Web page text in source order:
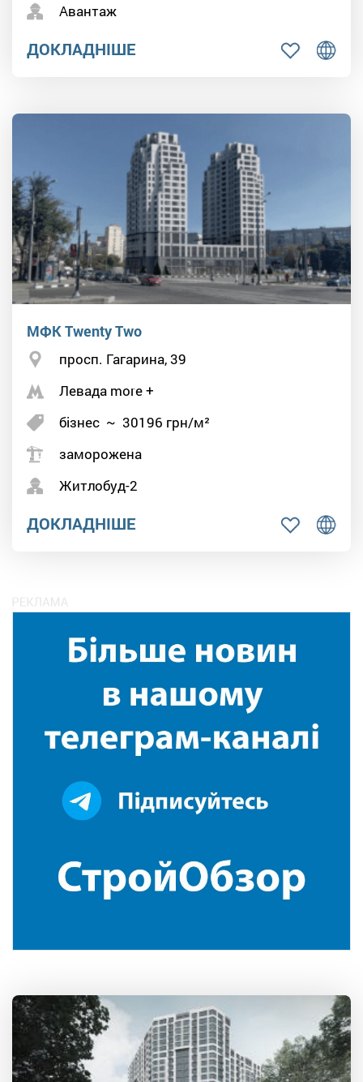
Авантаж
ДОКЛАДНІШЕ
МФК Twenty Two
просп. Гагарина, 39
Левада more +
бізнес ~ 30196 грн/м²
заморожена
Житлобуд-2
ДОКЛАДНІШЕ